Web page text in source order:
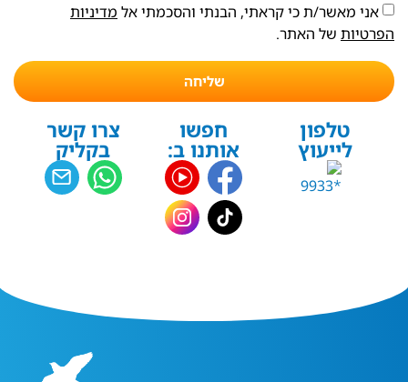
אני מאשר/ת כי קראתי, הבנתי והסכמתי אל מדיניות
הפרטיות של האתר.
שליחה
טלפון
לייעוץ
חפשו
אותנו ב:
צרו קשר
בקליק